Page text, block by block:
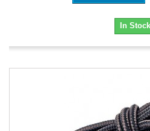
In Stock